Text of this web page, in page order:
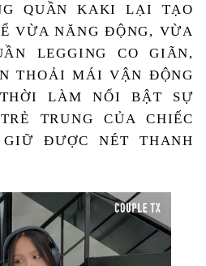
QUẦN KAKI LẠI TẠO
VỪA NĂNG ĐỘNG, VỪA
LEGGING CO GIÃN,
THOẢI MÁI VẬN ĐỘNG
LÀM NỔI BẬT SỰ
TRUNG CỦA CHIẾC
ĐƯỢC NÉT THANH